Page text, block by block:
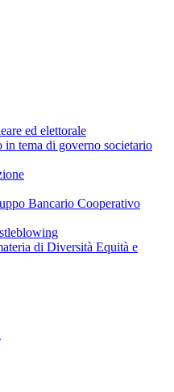
ed elettorale
tema di governo societario
Bancario Cooperativo
di Diversità Equità e